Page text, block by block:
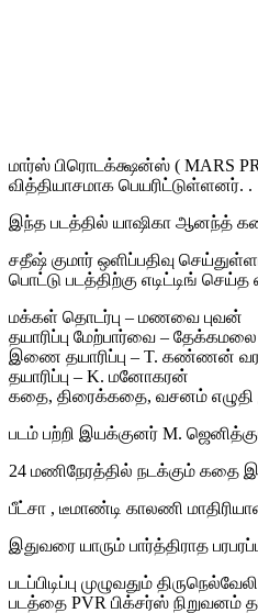
மார்ஸ் பிரொடக்க்ஷன்ஸ் ( MARS
வித்தியாசமாக பெயரிட்டுள்ளனர். .
இந்த படத்தில் யாஷிகா ஆனந்த்
சதீஷ் குமார் ஒளிப்பதிவு
பொட்டு படத்திற்கு எடிட்டிங்
மக்கள் தொடர்பு – மணவை புவன்
தயாரிப்பு மேற்பார்வை – தேக்கமலை
இணை தயாரிப்பு – T. கண்ணன்
தயாரிப்பு – K. மனோகரன்
கதை, திரைக்கதை, வசனம் எழுதி
படம் பற்றி இயக்குனர் M.
24 மணிநேரத்தில் நடக்கும் கதை
பீட்சா , டீமாண்டி காலணி
இதுவரை யாரும் பார்த்திராத
படப்பிடிப்பு முழுவதும்
படத்தை PVR பிக்சர்ஸ் நிறுவனம்